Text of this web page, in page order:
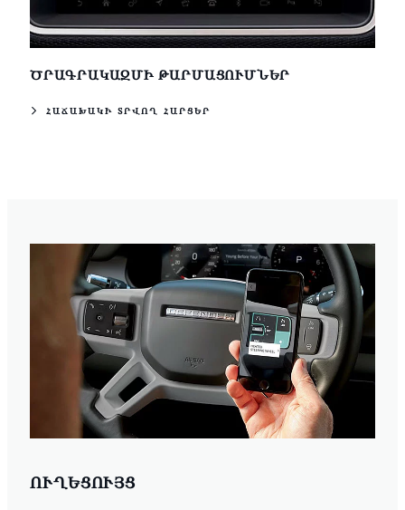
ԾՐԱԳՐԱԿԱԶՄԻ ԹԱՐՄԱՑՈՒՄՆԵՐ
ՀԱՃԱԽԱԿԻ ՏՐՎՈՂ ՀԱՐՑԵՐ
ՈՒՂԵՑՈՒՅՑ